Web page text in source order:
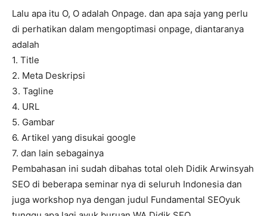
Lalu apa itu O, O adalah Onpage. dan apa saja yang perlu
di perhatikan dalam mengoptimasi onpage, diantaranya
adalah
1. Title
2. Meta Deskripsi
3. Tagline
4. URL
5. Gambar
6. Artikel yang disukai google
7. dan lain sebagainya
Pembahasan ini sudah dibahas total oleh Didik Arwinsyah
SEO di beberapa seminar nya di seluruh Indonesia dan
juga workshop nya dengan judul Fundamental SEOyuk